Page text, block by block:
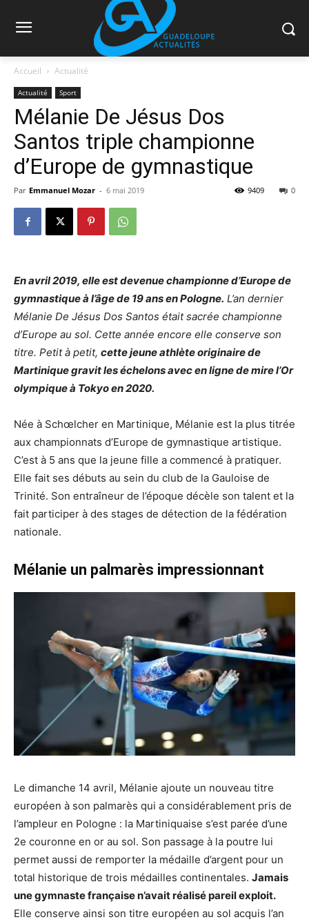
Accueil Actualité
Actualité Sport
Mélanie De Jésus Dos
Santos triple championne
d’Europe de gymnastique
Par Emmanuel Mozar - 6 mai 2019 0
9409
En avril 2019, elle est devenue championne d’Europe de
gymnastique à l’âge de 19 ans en Pologne. L’an dernier
Mélanie De Jésus Dos Santos était sacrée championne
d’Europe au sol. Cette année encore elle conserve son
titre. Petit à petit, cette jeune athlète originaire de
Martinique gravit les échelons avec en ligne de mire l’Or
olympique à Tokyo en 2020.
Née à Schœlcher en Martinique, Mélanie est la plus titrée
aux championnats d’Europe de gymnastique artistique.
C’est à 5 ans que la jeune fille a commencé à pratiquer.
Elle fait ses débuts au sein du club de la Gauloise de
Trinité. Son entraîneur de l’époque décèle son talent et la
fait participer à des stages de détection de la fédération
nationale.
Mélanie un palmarès impressionnant
Le dimanche 14 avril, Mélanie ajoute un nouveau titre
européen à son palmarès qui a considérablement pris de
l’ampleur en Pologne : la Martiniquaise s’est parée d’une
2e couronne en or au sol. Son passage à la poutre lui
permet aussi de remporter la médaille d’argent pour un
total historique de trois médailles continentales. Jamais
une gymnaste française n’avait réalisé pareil exploit.
Elle conserve ainsi son titre européen au sol acquis l’an